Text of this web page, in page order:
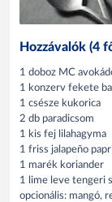
Hozzávalók (4
1 doboz MC
1 konzerv fekete
1 csésze kukorica
2 db paradicsom
1 kis fej lilahagyma
1 friss jalapeño
1 marék koriander
1 lime leve tengeri
opcionális: mangó,